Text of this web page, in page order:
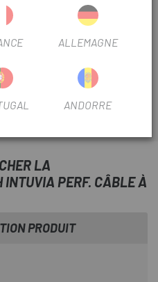
en stock
Bosch Intuvia pour
LA
INTUVIA PERF. CÂBLE À
PRODUIT
ALLEMAGNE
ANDORRE